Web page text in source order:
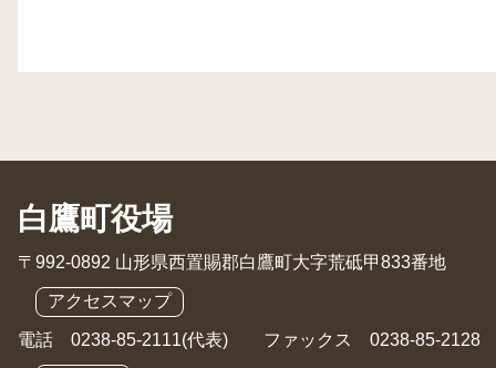
白鷹町役場
〒992-0892 山形県西置賜郡白鷹町大字荒砥甲833番地
アクセスマップ
電話 0238-85-2111(代表) ファックス 0238-85-2128